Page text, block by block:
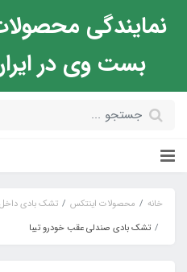
نمایندگی
بست وی در
خانه محصولات اینتکس
تشک بادی
تشک بادی صندلی عقب خودرو تیبا